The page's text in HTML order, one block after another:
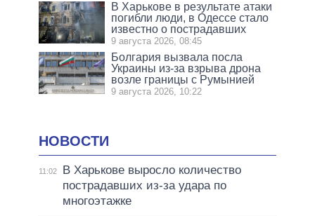
В Харькове в результате атаки
погибли люди, в Одессе стало
известно о пострадавших
9 августа 2026, 08:45
Болгария вызвала посла
Украины из-за взрыва дрона
возле границы с Румынией
9 августа 2026, 10:22
НОВОСТИ
11:02
В Харькове выросло количество
пострадавших из-за удара по
многоэтажке